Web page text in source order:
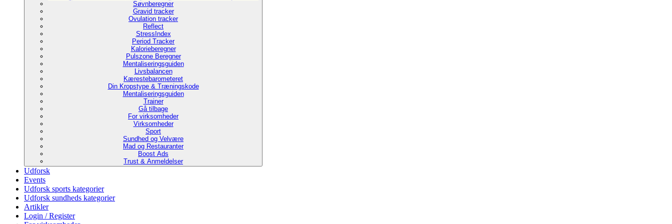
Søvnberegner
Gravid tracker
Ovulation tracker
Reflect
StressIndex
Period Tracker
Kalorieberegner
Pulszone Beregner
Mentaliseringsguiden
Livsbalancen
Kærestebarometeret
Din Kropstype & Træningskode
Mentaliseringsguiden
Trainer
Gå tilbage
For virksomheder
Virksomheder
Sport
Sundhed og Velvære
Mad og Restauranter
Boost Ads
Trust & Anmeldelser
Udforsk
Events
Udforsk sports kategorier
Udforsk sundheds kategorier
Artikler
Login / Register